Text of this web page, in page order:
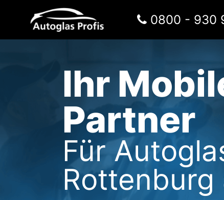
Zum Inhalt springen
Hauptnavigation0800 - 930
Ihr
Partner
Für